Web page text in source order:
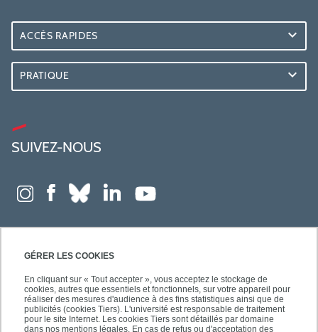
GÉRER LES COOKIES
En cliquant sur « Tout accepter », vous acceptez le stockage de
cookies, autres que essentiels et fonctionnels, sur votre appareil pour
réaliser des mesures d'audience à des fins statistiques ainsi que de
publicités (cookies Tiers). L'université est responsable de traitement
pour le site Internet. Les cookies Tiers sont détaillés par domaine
dans nos mentions légales. En cas de refus ou d'acceptation des
ACCÈS RAPIDES
PRATIQUE
SUIVEZ-NOUS